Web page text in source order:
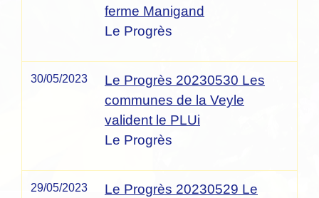
ferme Manigand
Le Progrès
30/05/2023
Le Progrès 20230530 Les
communes de la Veyle
valident le PLUi
Le Progrès
29/05/2023
Le Progrès 20230529 Le